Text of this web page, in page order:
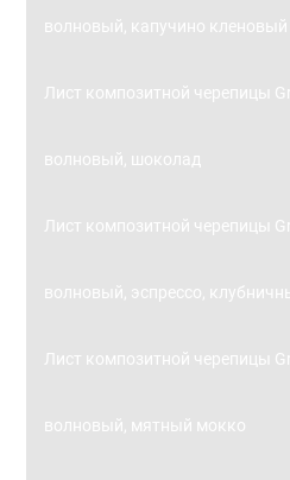
волновый, капучино кленовый
Лист композитной черепицы
волновый, шоколад
Лист композитной черепицы
волновый, эспрессо,
Лист композитной черепицы
волновый, мятный мокко